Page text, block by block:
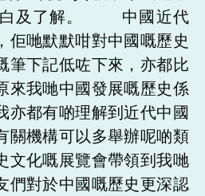
白及了解。 中國近代
佢哋默默咁對中國嘅歷史
筆下記低咗下來，亦都比
來我哋中國發展嘅歷史係
亦都有啲理解到近代中國
關機構可以多舉辦呢啲類
文化嘅展覽會帶領到我哋
們對於中國嘅歷史更深認